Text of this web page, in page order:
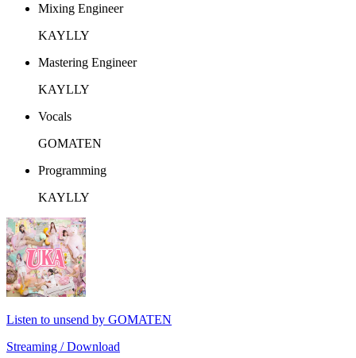
Mixing Engineer
KAYLLY
Mastering Engineer
KAYLLY
Vocals
GOMATEN
Programming
KAYLLY
Listen to unsend by GOMATEN
Streaming / Download